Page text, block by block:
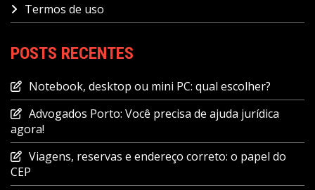
Termos de uso
POSTS RECENTES
Notebook, desktop ou mini PC: qual escolher?
Advogados Porto: Você precisa de ajuda jurídica
agora!
Viagens, reservas e endereço correto: o papel do
CEP